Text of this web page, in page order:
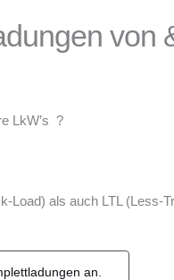
von
LkW’s ?
Load) als auch LTL (Less-
an.